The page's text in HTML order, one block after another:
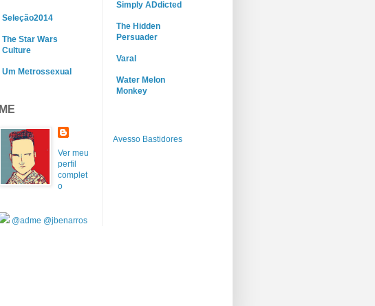
Seleção2014
The Star Wars
Culture
Um Metrossexual
ME
Ver meu
perfil
complet
o
@adme @jbenarros
Simply ADdicted
The Hidden
Persuader
Varal
Water Melon
Monkey
Avesso Bastidores